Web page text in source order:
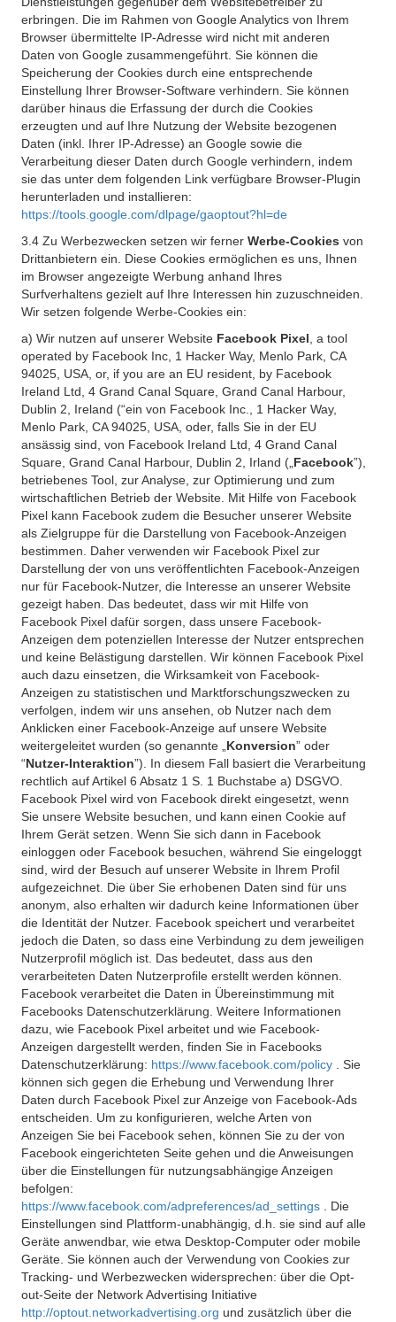
erbringen. Die im Rahmen von Google Analytics von Ihrem
Browser übermittelte IP-Adresse wird nicht mit anderen
Daten von Google zusammengeführt. Sie können die
Speicherung der Cookies durch eine entsprechende
Einstellung Ihrer Browser-Software verhindern. Sie können
darüber hinaus die Erfassung der durch die Cookies
erzeugten und auf Ihre Nutzung der Website bezogenen
Daten (inkl. Ihrer IP-Adresse) an Google sowie die
Verarbeitung dieser Daten durch Google verhindern, indem
sie das unter dem folgenden Link verfügbare Browser-Plugin
herunterladen und installieren:
https://tools.google.com/dlpage/gaoptout?hl=de
3.4 Zu Werbezwecken setzen wir ferner Werbe-Cookies von
Drittanbietern ein. Diese Cookies ermöglichen es uns, Ihnen
im Browser angezeigte Werbung anhand Ihres
Surfverhaltens gezielt auf Ihre Interessen hin zuzuschneiden.
Wir setzen folgende Werbe-Cookies ein:
a) Wir nutzen auf unserer Website Facebook Pixel , a tool
operated by Facebook Inc, 1 Hacker Way, Menlo Park, CA
94025, USA, or, if you are an EU resident, by Facebook
Ireland Ltd, 4 Grand Canal Square, Grand Canal Harbour,
Dublin 2, Ireland (“ein von Facebook Inc., 1 Hacker Way,
Menlo Park, CA 94025, USA, oder, falls Sie in der EU
ansässig sind, von Facebook Ireland Ltd, 4 Grand Canal
Square, Grand Canal Harbour, Dublin 2, Irland („ Facebook”),
betriebenes Tool, zur Analyse, zur Optimierung und zum
wirtschaftlichen Betrieb der Website. Mit Hilfe von Facebook
Pixel kann Facebook zudem die Besucher unserer Website
als Zielgruppe für die Darstellung von Facebook-Anzeigen
bestimmen. Daher verwenden wir Facebook Pixel zur
Darstellung der von uns veröffentlichten Facebook-Anzeigen
nur für Facebook-Nutzer, die Interesse an unserer Website
gezeigt haben. Das bedeutet, dass wir mit Hilfe von
Facebook Pixel dafür sorgen, dass unsere Facebook-
Anzeigen dem potenziellen Interesse der Nutzer entsprechen
und keine Belästigung darstellen. Wir können Facebook Pixel
auch dazu einsetzen, die Wirksamkeit von Facebook-
Anzeigen zu statistischen und Marktforschungszwecken zu
verfolgen, indem wir uns ansehen, ob Nutzer nach dem
Anklicken einer Facebook-Anzeige auf unsere Website
weitergeleitet wurden (so genannte „ Konversion” oder
“Nutzer-Interaktion”). In diesem Fall basiert die Verarbeitung
rechtlich auf Artikel 6 Absatz 1 S. 1 Buchstabe a) DSGVO.
Facebook Pixel wird von Facebook direkt eingesetzt, wenn
Sie unsere Website besuchen, und kann einen Cookie auf
Ihrem Gerät setzen. Wenn Sie sich dann in Facebook
einloggen oder Facebook besuchen, während Sie eingeloggt
sind, wird der Besuch auf unserer Website in Ihrem Profil
aufgezeichnet. Die über Sie erhobenen Daten sind für uns
anonym, also erhalten wir dadurch keine Informationen über
die Identität der Nutzer. Facebook speichert und verarbeitet
jedoch die Daten, so dass eine Verbindung zu dem jeweiligen
Nutzerprofil möglich ist. Das bedeutet, dass aus den
verarbeiteten Daten Nutzerprofile erstellt werden können.
Facebook verarbeitet die Daten in Übereinstimmung mit
Facebooks Datenschutzerklärung. Weitere Informationen
dazu, wie Facebook Pixel arbeitet und wie Facebook-
Anzeigen dargestellt werden, finden Sie in Facebooks
Datenschutzerklärung: https://www.facebook.com/policy
. Sie
können sich gegen die Erhebung und Verwendung Ihrer
Daten durch Facebook Pixel zur Anzeige von Facebook-Ads
entscheiden. Um zu konfigurieren, welche Arten von
Anzeigen Sie bei Facebook sehen, können Sie zu der von
Facebook eingerichteten Seite gehen und die Anweisungen
über die Einstellungen für nutzungsabhängige Anzeigen
befolgen:
https://www.facebook.com/adpreferences/ad_settings
. Die
Einstellungen sind Plattform-unabhängig, d.h. sie sind auf alle
Geräte anwendbar, wie etwa Desktop-Computer oder mobile
Geräte. Sie können auch der Verwendung von Cookies zur
Tracking- und Werbezwecken widersprechen: über die Opt-
out-Seite der Network Advertising Initiative
http://optout.networkadvertising.org und zusätzlich über die